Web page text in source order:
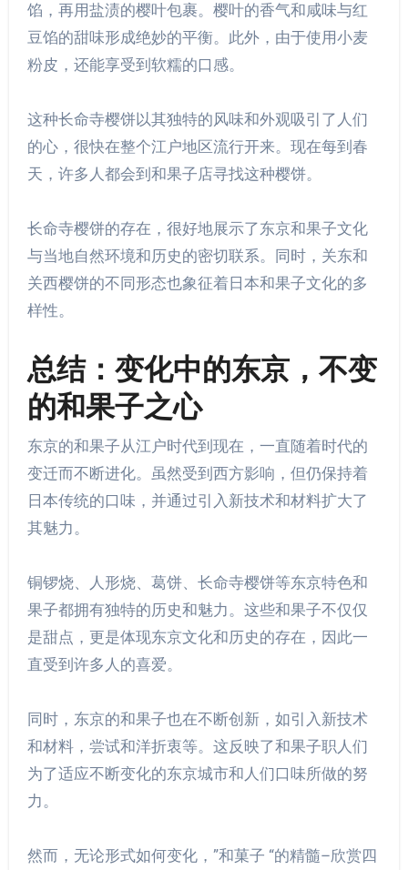
馅，再用盐渍的樱叶包裹。樱叶的香气和咸味与红
豆馅的甜味形成绝妙的平衡。此外，由于使用小麦
粉皮，还能享受到软糯的口感。
这种长命寺樱饼以其独特的风味和外观吸引了人们
的心，很快在整个江户地区流行开来。现在每到春
天，许多人都会到和果子店寻找这种樱饼。
长命寺樱饼的存在，很好地展示了东京和果子文化
与当地自然环境和历史的密切联系。同时，关东和
关西樱饼的不同形态也象征着日本和果子文化的多
样性。
总结：变化中的东京，不变
的和果子之心
东京的和果子从江户时代到现在，一直随着时代的
变迁而不断进化。虽然受到西方影响，但仍保持着
日本传统的口味，并通过引入新技术和材料扩大了
其魅力。
铜锣烧、人形烧、葛饼、长命寺樱饼等东京特色和
果子都拥有独特的历史和魅力。这些和果子不仅仅
是甜点，更是体现东京文化和历史的存在，因此一
直受到许多人的喜爱。
同时，东京的和果子也在不断创新，如引入新技术
和材料，尝试和洋折衷等。这反映了和果子职人们
为了适应不断变化的东京城市和人们口味所做的努
力。
然而，无论形式如何变化，”和菓子 “的精髓–欣赏四